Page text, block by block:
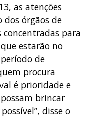
as atenções
dos órgãos de
concentradas para
estarão no
de
procura
é prioridade e
brincar
disse o